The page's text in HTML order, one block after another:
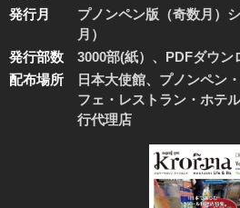
発行月
プノンペン版（奇数月）
月）
発行部数
3000部(紙）、PDFダウ
配布場所
日本大使館、プノンペン
フェ・レストラン・ホテ
行代理店